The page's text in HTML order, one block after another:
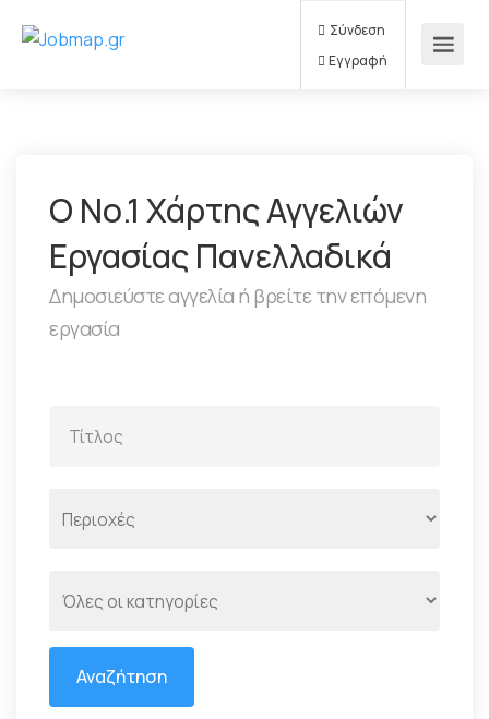
Σύνδεση
Εγγραφή
Ο Νο.1 Χάρτης Αγγελιών
Εργασίας Πανελλαδικά
Δημοσιεύστε αγγελία ή βρείτε την επόμενη
εργασία
Αναζήτηση